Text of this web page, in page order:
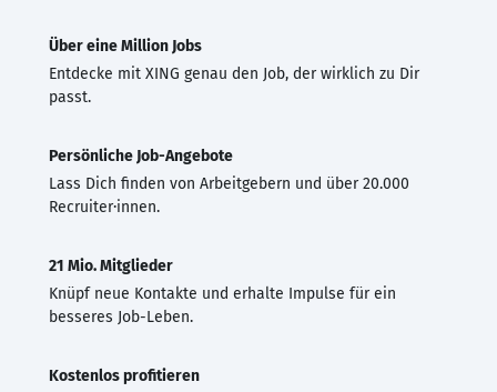
Über eine Million Jobs
Entdecke mit XING genau den Job, der wirklich zu Dir
passt.
Persönliche Job-Angebote
Lass Dich finden von Arbeitgebern und über 20.000
Recruiter·innen.
21 Mio. Mitglieder
Knüpf neue Kontakte und erhalte Impulse für ein
besseres Job-Leben.
Kostenlos profitieren